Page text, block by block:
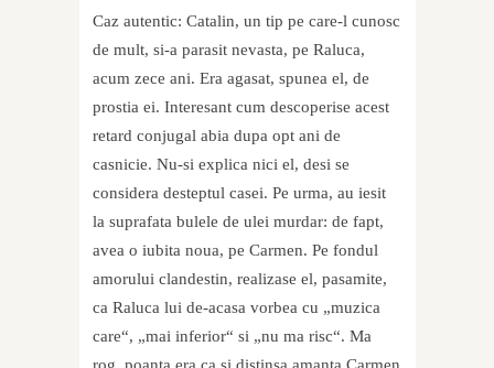
Caz autentic: Catalin, un tip pe care-l cunosc
de mult, si-a parasit nevasta, pe Raluca,
acum zece ani. Era agasat, spunea el, de
prostia ei. Interesant cum descoperise acest
retard conjugal abia dupa opt ani de
casnicie. Nu-si explica nici el, desi se
considera desteptul casei. Pe urma, au iesit
la suprafata bulele de ulei murdar: de fapt,
avea o iubita noua, pe Carmen. Pe fondul
amorului clandestin, realizase el, pasamite,
ca Raluca lui de-acasa vorbea cu „muzica
care“, „mai inferior“ si „nu ma risc“. Ma
rog, poanta era ca si distinsa amanta Carmen